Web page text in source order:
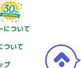
について
ついて
プ